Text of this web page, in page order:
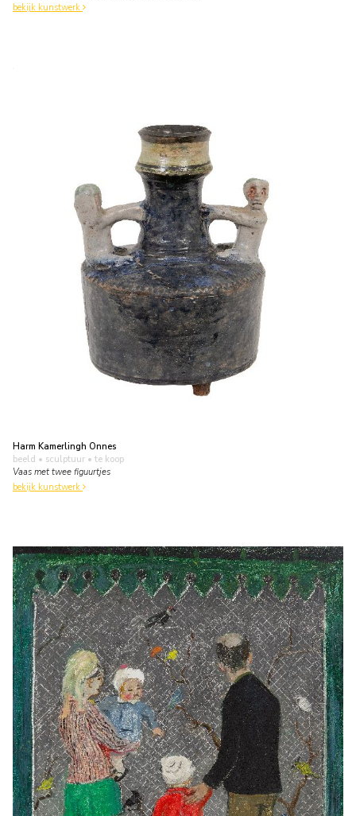
bekijk kunstwerk
Harm Kamerlingh Onnes
beeld • sculptuur • te koop
Vaas met twee figuurtjes
bekijk kunstwerk